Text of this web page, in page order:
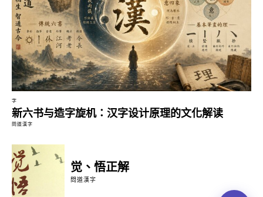
字
新六书与造字旋机：汉字设计原理的文化解读
問道漢字
觉、悟正解
問道漢字